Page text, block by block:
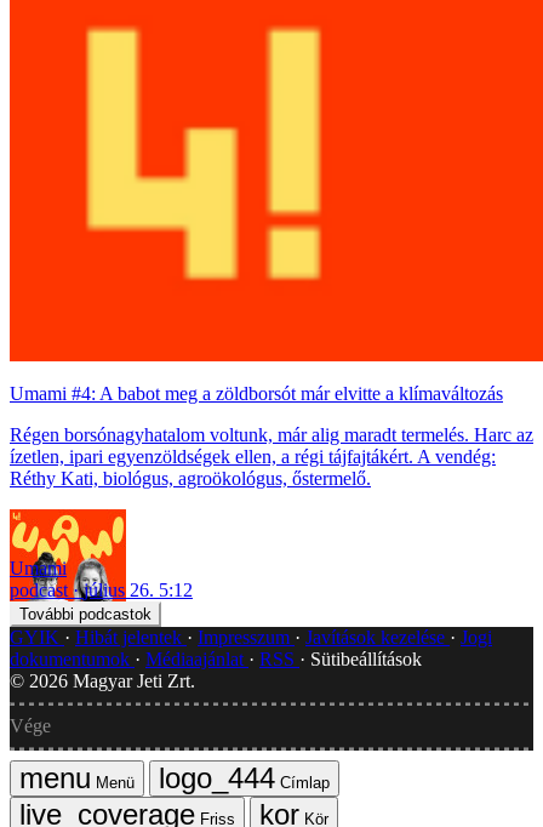
Umami #4: A babot meg a zöldborsót már elvitte a klímaváltozás
Régen borsónagyhatalom voltunk, már alig maradt termelés. Harc az
ízetlen, ipari egyenzöldségek ellen, a régi tájfajtákért. A vendég:
Réthy Kati, biológus, agroökológus, őstermelő.
Umami
podcast
július 26. 5:12
További podcastok
GYIK Hibát jelentek Impresszum Javítások kezelése
Jogi
dokumentumok
Médiaajánlat RSS
Sütibeállítások
© 2026 Magyar Jeti Zrt.
Vége
Menü
Címlap
Friss
Kör